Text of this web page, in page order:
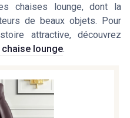
chaises lounge, dont la
de beaux objets. Pour
attractive, découvrez
lounge.